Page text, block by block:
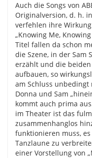
Auch die Songs von
Originalversion, d. h.
verfehlen ihre
„Knowing Me,
Titel fallen da schon
die Szene, in der Sam
erzählt und die
aufbauen, so
am Schluss
Donna und Sam
kommt auch prima
im Theater ist das
zusammenhanglos
funktionieren muss,
Tanzlaune zu
einer Vorstellung von